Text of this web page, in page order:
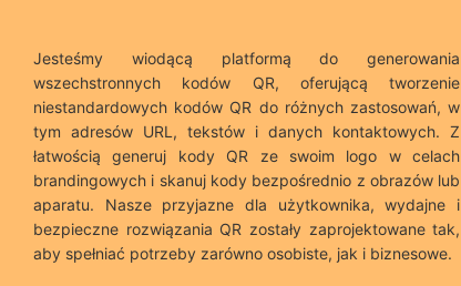
Jesteśmy wiodącą platformą do generowania
wszechstronnych kodów QR, oferującą tworzenie
niestandardowych kodów QR do różnych zastosowań, w
tym adresów URL, tekstów i danych kontaktowych. Z
łatwością generuj kody QR ze swoim logo w celach
brandingowych i skanuj kody bezpośrednio z obrazów lub
aparatu. Nasze przyjazne dla użytkownika, wydajne i
bezpieczne rozwiązania QR zostały zaprojektowane tak,
aby spełniać potrzeby zarówno osobiste, jak i biznesowe.